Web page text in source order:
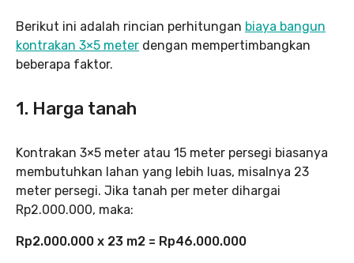
Berikut ini adalah rincian perhitungan biaya bangun
kontrakan 3×5 meter dengan mempertimbangkan
beberapa faktor.
1. Harga tanah
Kontrakan 3×5 meter atau 15 meter persegi biasanya
membutuhkan lahan yang lebih luas, misalnya 23
meter persegi. Jika tanah per meter dihargai
Rp2.000.000, maka:
Rp2.000.000 x 23 m2 = Rp46.000.000